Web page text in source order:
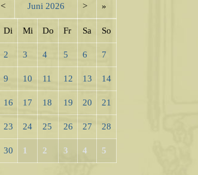
< Juni 2026 > »
Di Mi Do Fr Sa So
2 3 4 5 6 7
9 10 11 12 13 14
16 17 18 19 20 21
23 24 25 26 27 28
30 1 2 3 4 5